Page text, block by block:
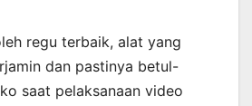
regu terbaik, alat yang
dan pastinya betul-
saat pelaksanaan video